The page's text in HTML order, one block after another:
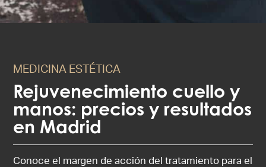
MEDICINA ESTÉTICA
Rejuvenecimiento cuello y
manos: precios y resultados
en Madrid
Conoce el margen de acción del tratamiento para el